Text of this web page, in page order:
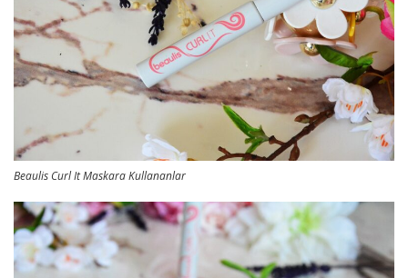
Beaulis Curl It Maskara Kullananlar